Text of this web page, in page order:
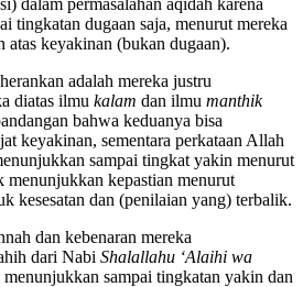
bahwa hadits ahadtidak bisa
dalam permasalahan aqidah karena
tingkatan dugaan saja, menurut mereka
adalah mereka justru
diatas ilmukalamdan ilmumanthik
bahwa keduanya bisa
keyakinan, sementara perkataan Allah
sampai tingkat yakin menurut
kepastian menurut
dan kebenaran mereka
dari Nabi Shalallahu ‘Alaihi wa